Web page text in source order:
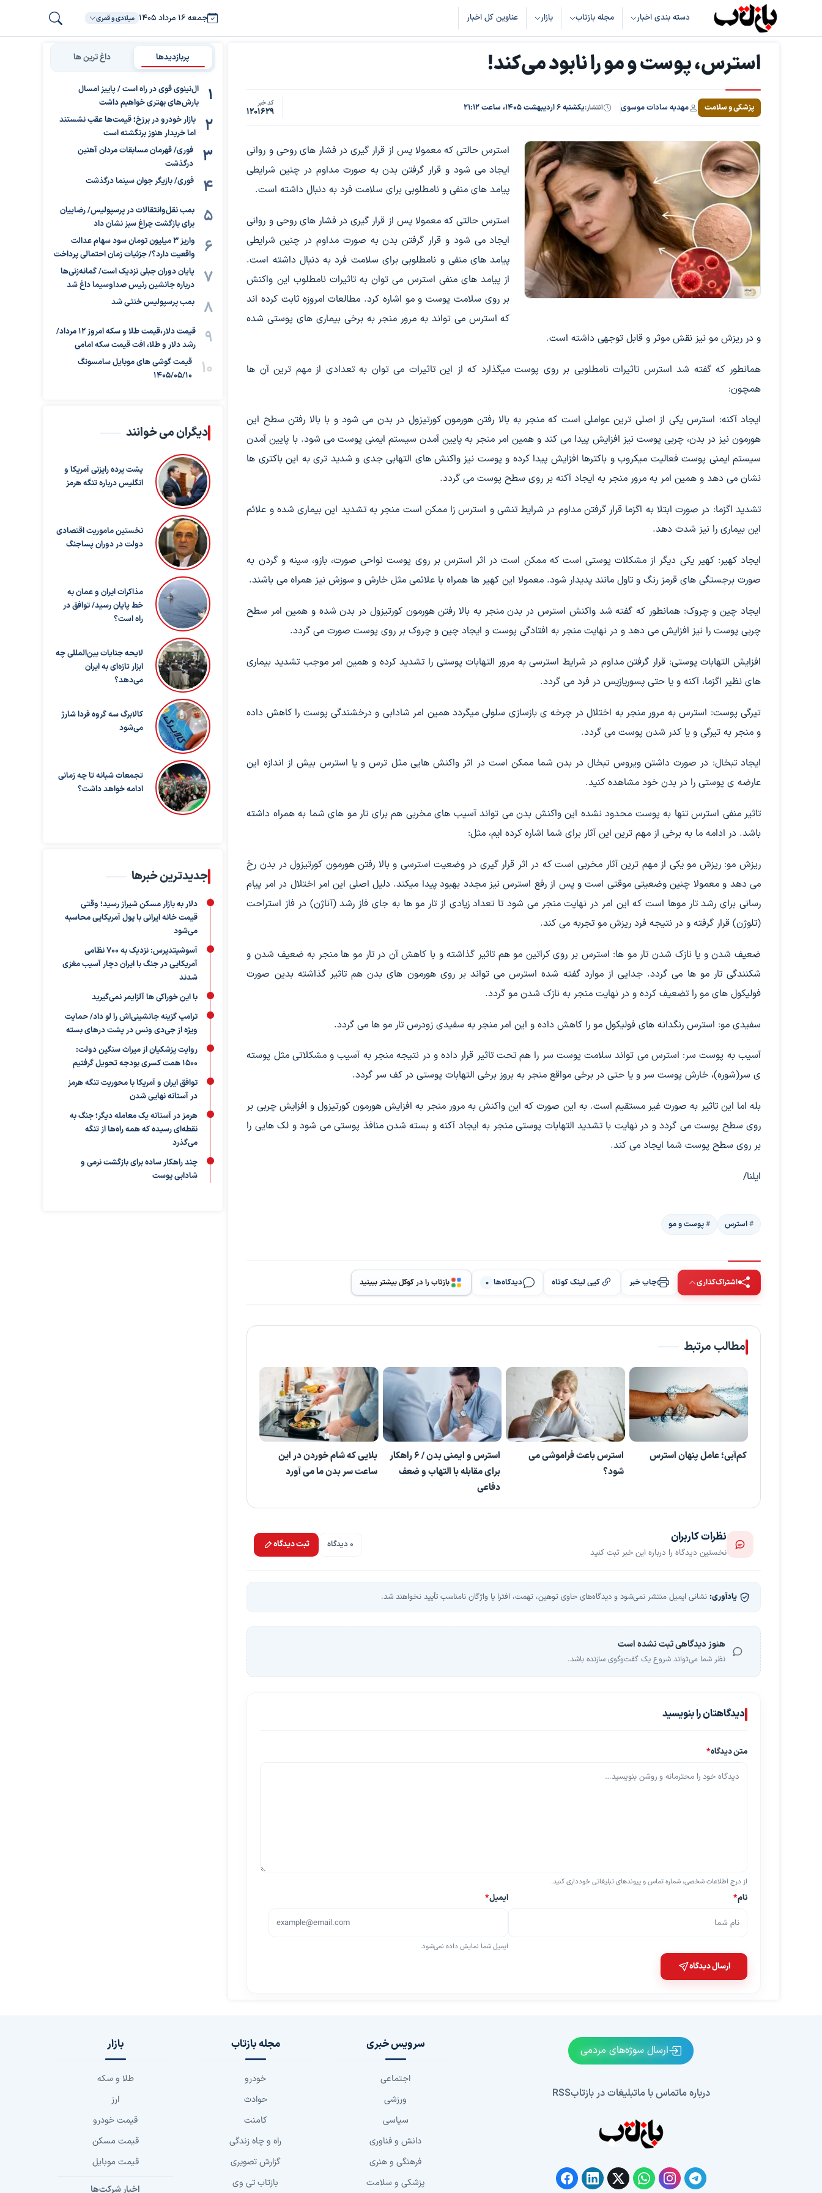
دسته بندی اخبار مجله بازتاب بازار عناوین کل اخبار جمعه ۱۶ مرداد ۱۴۰۵ میلادی و قمری
استرس، پوست و مو را نابود می‌کند!
پزشکی و سلامت مهدیه سادات موسوی انتشار:یکشنبه ۶ اردیبهشت ۱۴۰۵، ساعت ۲۱:۱۲ کد خبر
1201629
استرس حالتی که معمولا پس از قرار گیری در فشار های روحی و روانی
ایجاد می شود و قرار گرفتن بدن به صورت مداوم در چنین شرایطی
پیامد های منفی و نامطلوبی برای سلامت فرد به دنبال داشته است.
استرس حالتی که معمولا پس از قرار گیری در فشار های روحی و روانی
ایجاد می شود و قرار گرفتن بدن به صورت مداوم در چنین شرایطی
پیامد های منفی و نامطلوبی برای سلامت فرد به دنبال داشته است.
از پیامد های منفی استرس می توان به تاثیرات نامطلوب این واکنش
بر روی سلامت پوست و مو اشاره کرد. مطالعات امروزه ثابت کرده اند
که استرس می تواند به مرور منجر به برخی بیماری های پوستی شده
و در ریزش مو نیز نقش موثر و قابل توجهی داشته است.
همانطور که گفته شد استرس تاثیرات نامطلوبی بر روی پوست میگذارد که از این تاثیرات می توان به تعدادی از مهم ترین آن ها
همچون:
ایجاد آکنه: استرس یکی از اصلی ترین عواملی است که منجر به بالا رفتن هورمون کورتیزول در بدن می شود و با بالا رفتن سطح این
هورمون نیز در بدن، چربی پوست نیز افزایش پیدا می کند و همین امر منجر به پایین آمدن سیستم ایمنی پوست می شود. با پایین آمدن
سیستم ایمنی پوست فعالیت میکروب و باکترها افزایش پیدا کرده و پوست نیز واکنش های التهابی جدی و شدید تری به این باکتری ها
نشان می دهد و همین امر به مرور منجر به ایجاد آکنه بر روی سطح پوست می گردد.
تشدید اگزما: در صورت ابتلا به اگزما قرار گرفتن مداوم در شرایط تنشی و استرس زا ممکن است منجر به تشدید این بیماری شده و علائم
این بیماری را نیز شدت دهد.
ایجاد کهیر: کهیر یکی دیگر از مشکلات پوستی است که ممکن است در اثر استرس بر روی پوست نواحی صورت، بازو، سینه و گردن به
صورت برجستگی های قرمز رنگ و تاول مانند پدیدار شود. معمولا این کهیر ها همراه با علائمی مثل خارش و سوزش نیز همراه می باشند.
ایجاد چین و چروک: همانطور که گفته شد واکنش استرس در بدن منجر به بالا رفتن هورمون کورتیزول در بدن شده و همین امر سطح
چربی پوست را نیز افزایش می دهد و در نهایت منجر به افتادگی پوست و ایجاد چین و چروک بر روی پوست صورت می گردد.
افزایش التهابات پوستی: قرار گرفتن مداوم در شرایط استرسی به مرور التهابات پوستی را تشدید کرده و همین امر موجب تشدید بیماری
های نظیر اگزما، آکنه و یا حتی پسوریازیس در فرد می گردد.
تیرگی پوست: استرس به مرور منجر به اختلال در چرخه ی بازسازی سلولی میگردد همین امر شادابی و درخشندگی پوست را کاهش داده
و منجر به تیرگی و یا کدر شدن پوست می گردد.
ایجاد تبخال: در صورت داشتن ویروس تبخال در بدن شما ممکن است در اثر واکنش هایی مثل ترس و یا استرس بیش از اندازه این
عارضه ی پوستی را در بدن خود مشاهده کنید.
تاثیر منفی استرس تنها به پوست محدود نشده این واکنش بدن می تواند آسیب های مخربی هم برای تار مو های شما به همراه داشته
باشد. در ادامه ما به برخی از مهم ترین این آثار برای شما اشاره کرده ایم، مثل:
ریزش مو: ریزش مو یکی از مهم ترین آثار مخربی است که در اثر قرار گیری در وضعیت استرسی و بالا رفتن هورمون کورتیزول در بدن رخ
می دهد و معمولا چنین وضعیتی موقتی است و پس از رفع استرس نیز مجدد بهبود پیدا میکند. دلیل اصلی این امر اختلال در امر پیام
رسانی برای رشد تار موها است که این امر در نهایت منجر می شود تا تعداد زیادی از تار مو ها به جای فاز رشد (آناژن) در فاز استراحت
(تلوژن) قرار گرفته و در نتیجه فرد ریزش مو تجربه می کند.
ضعیف شدن و یا نازک شدن تار مو ها: استرس بر روی کراتین مو هم تاثیر گذاشته و با کاهش آن در تار مو ها منجر به ضعیف شدن و
شکنندگی تار مو ها می گردد. جدایی از موارد گفته شده استرس می تواند بر روی هورمون های بدن هم تاثیر گذاشته بدین صورت
فولیکول های مو را تضعیف کرده و در نهایت منجر به نازک شدن مو گردد.
سفیدی مو: استرس رنگدانه های فولیکول مو را کاهش داده و این امر منجر به سفیدی زودرس تار مو ها می گردد.
آسیب به پوست سر: استرس می تواند سلامت پوست سر را هم تحت تاثیر قرار داده و در نتیجه منجر به آسیب و مشکلاتی مثل پوسته
ی سر(شوره)، خارش پوست سر و یا حتی در برخی مواقع منجر به بروز برخی التهابات پوستی در کف سر گردد.
بله اما این تاثیر به صورت غیر مستقیم است. به این صورت که این واکنش به مرور منجر به افزایش هورمون کورتیزول و افزایش چربی بر
روی سطح پوست می گردد و در نهایت با تشدید التهابات پوستی منجر به ایجاد آکنه و بسته شدن منافذ پوستی می شود و لک هایی را
بر روی سطح پوست شما ایجاد می کند.
ایلنا/
استرس پوست و مو
اشتراک‌گذاری چاپ خبر کپی لینک کوتاه دیدگاه‌ها 0 بازتاب را در گوگل بیشتر ببینید
مطالب مرتبط
کم‌آبی؛ عامل پنهان استرس
استرس باعث فراموشی می
شود؟
استرس و ایمنی بدن / ۶ راهکار
برای مقابله با التهاب و ضعف
دفاعی
بلایی که شام خوردن در این
ساعت سر بدن ما می آورد
نظرات کاربران
نخستین دیدگاه را درباره این خبر ثبت کنید
0 دیدگاه ثبت دیدگاه
یادآوری: نشانی ایمیل منتشر نمی‌شود و دیدگاه‌های حاوی توهین، تهمت، افترا یا واژگان نامناسب تأیید نخواهند شد.
هنوز دیدگاهی ثبت نشده است
نظر شما می‌تواند شروع یک گفت‌وگوی سازنده باشد.
دیدگاهتان را بنویسید
متن دیدگاه*
از درج اطلاعات شخصی، شماره تماس و پیوندهای تبلیغاتی خودداری کنید.
نام* ایمیل*
ایمیل شما نمایش داده نمی‌شود.
ارسال دیدگاه
پربازدیدها داغ ترین ها
ال‌نینوی قوی در راه است / پاییز امسال
بارش‌های بهتری خواهیم داشت
بازار خودرو در برزخ؛ قیمت‌ها عقب نشستند
اما خریدار هنوز برنگشته است
فوری/ قهرمان مسابقات مردان آهنین
درگذشت
فوری/ بازیگر جوان سینما درگذشت
بمب نقل‌وانتقالات در پرسپولیس/ رضاییان
برای بازگشت چراغ سبز نشان داد
واریز ۳ میلیون تومان سود سهام عدالت
واقعیت دارد؟/ جزئیات زمان احتمالی پرداخت
پایان دوران جبلی نزدیک است/ گمانه‌زنی‌ها
درباره جانشین رئیس صداوسیما داغ شد
بمب پرسپولیس خنثی شد
قیمت دلار،قیمت طلا و سکه امروز ۱۲ مرداد/
رشد دلار و طلا، افت قیمت سکه امامی
قیمت گوشی های موبایل سامسونگ
1405/05/10
دیگران می خوانند
پشت پرده رایزنی آمریکا و
انگلیس درباره تنگه هرمز
نخستین ماموریت اقتصادی
دولت در دوران پساجنگ
مذاکرات ایران و عمان به
خط پایان رسید/ توافق در
راه است؟
لایحه جنایات بین‌المللی چه
ابزار تازه‌ای به ایران
می‌دهد؟
کالابرگ سه گروه فردا شارژ
می‌شود
تجمعات شبانه تا چه زمانی
ادامه خواهد داشت؟
جدیدترین خبرها
دلار به بازار مسکن شیراز رسید؛ وقتی
قیمت خانه ایرانی با پول آمریکایی محاسبه
می‌شود
آسوشیتدپرس: نزدیک به ۷۰۰ نظامی
آمریکایی در جنگ با ایران دچار آسیب مغزی
شدند
با این خوراکی ها آلزایمر نمی‌گیرید
ترامپ گزینه جانشینی‌اش را لو داد/ حمایت
ویژه از جی‌دی ونس در پشت درهای بسته
روایت پزشکیان از میراث سنگین دولت:
۱۵۰۰ همت کسری بودجه تحویل گرفتیم
توافق ایران و آمریکا با محوریت تنگه هرمز
در آستانه نهایی شدن
هرمز در آستانه یک معامله دیگر؛ جنگ به
نقطه‌ای رسیده که همه راه‌ها از تنگه
می‌گذرد
چند راهکار ساده برای بازگشت نرمی و
شادابی پوست
ارسال سوژه‌های مردمی
درباره ماتماس با ماتبلیغات در بازتابRSS
سرویس خبری
اجتماعی
ورزشی
سیاسی
دانش و فناوری
فرهنگی و هنری
پزشکی و سلامت
مجله بازتاب
خودرو
حوادث
کامنت
راه و چاه زندگی
گزارش تصویری
بازتاب تی وی
بازار
طلا و سکه
ارز
قیمت خودرو
قیمت مسکن
قیمت موبایل
اخبار شرکت‌ها